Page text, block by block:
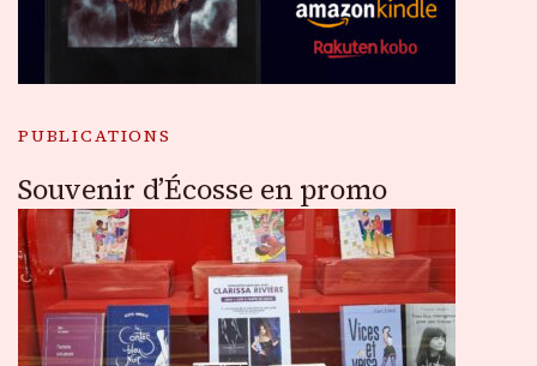
PUBLICATIONS
Souvenir d’Écosse en promo